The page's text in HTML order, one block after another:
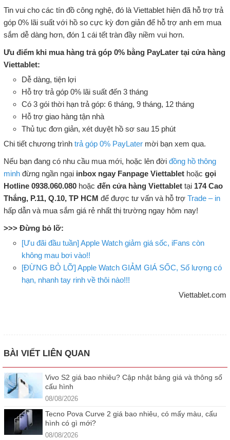
Tin vui cho các tín đồ công nghệ, đó là Viettablet hiện đã hỗ trợ trả
góp 0% lãi suất với hồ so cực kỳ đơn giản để hỗ trợ anh em mua
sắm dễ dàng hơn, đón 1 cái tết tràn đầy niềm vui hơn.
Ưu điểm khi mua hàng trả góp 0% bằng PayLater tại cửa hàng
Viettablet:
Dễ dàng, tiện lợi
Hỗ trợ trả góp 0% lãi suất đến 3 tháng
Có 3 gói thời hạn trả góp: 6 tháng, 9 tháng, 12 tháng
Hỗ trợ giao hàng tận nhà
Thủ tục đơn giản, xét duyệt hồ sơ sau 15 phút
Chi tiết chương trình trả góp 0% PayLatermời bạn xem qua.
Nếu bạn đang có nhu cầu mua mới, hoặc lên đờiđồng hồ thông
minhđừng ngần ngại inbox ngay Fanpage Viettablet hoặc gọi
Hotline 0938.060.080hoặc đến cửa hàng Viettablettại 174 Cao
Thắng, P.11, Q.10, TP HCM để được tư vấn và hỗ trợ Trade – in
hấp dẫn và mua sắm giá rẻ nhất thị trường ngay hôm nay!
>>> Đừng bỏ lỡ:
[Ưu đãi đầu tuần] Apple Watch giảm giá sốc, iFans còn
không mau bơi vào!!
[ĐỪNG BỎ LỠ] Apple Watch GIẢM GIÁ SỐC, Số lượng có
hạn, nhanh tay rinh về thôi nào!!!
Viettablet.com
BÀI VIẾT LIÊN QUAN
Vivo S2 giá bao nhiêu? Cập nhật bảng giá và thông số
cấu hình
08/08/2026
Tecno Pova Curve 2 giá bao nhiêu, có mấy màu, cấu
hình có gì mới?
08/08/2026